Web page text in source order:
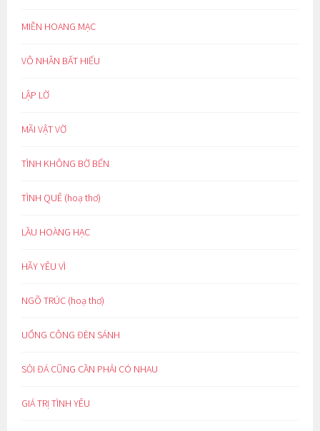
MIỀN HOANG MẠC
VÔ NHÂN BẤT HIẾU
LẬP LỜ
MÃI VẬT VỜ
TÌNH KHÔNG BỜ BẾN
TÌNH QUÊ (hoạ thơ)
LẦU HOÀNG HẠC
HÃY YÊU VÌ
NGÕ TRÚC (hoạ thơ)
UỔNG CÔNG ĐÈN SÁNH
SỎI ĐÁ CŨNG CẦN PHẢI CÓ NHAU
GIÁ TRỊ TÌNH YÊU